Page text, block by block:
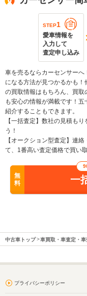
STEP1
愛車情報を
入力して
査定申し込み
車を売るならカーセンサー
になる方法が見つかるかも
の買取情報はもちろん、買
も安心の情報が満載です！
紹介することもできます。
【一括査定】数社の見積も
う！
【オークション型査定】連
て、1番高い査定価格で買い
無
料
一
中古車トップ 車買取・車査定・車
プライバシーポリシー